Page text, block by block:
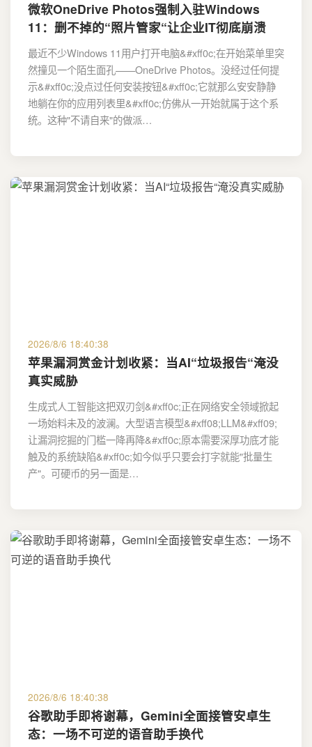
微软OneDrive Photos强制入驻Windows
11：删不掉的“照片管家“让企业IT彻底崩溃
最近不少Windows 11用户打开电脑&#xff0c;在开始菜单里突
然撞见一个陌生面孔——OneDrive Photos。没经过任何提
示&#xff0c;没点过任何安装按钮&#xff0c;它就那么安安静静
地躺在你的应用列表里&#xff0c;仿佛从一开始就属于这个系
统。这种"不请自来"的做派…
2026/8/6 18:40:38
苹果漏洞赏金计划收紧：当AI“垃圾报告“淹没
真实威胁
生成式人工智能这把双刃剑&#xff0c;正在网络安全领域掀起
一场始料未及的波澜。大型语言模型&#xff08;LLM&#xff09;
让漏洞挖掘的门槛一降再降&#xff0c;原本需要深厚功底才能
触及的系统缺陷&#xff0c;如今似乎只要会打字就能"批量生
产"。可硬币的另一面是…
2026/8/6 18:40:38
谷歌助手即将谢幕，Gemini全面接管安卓生
态：一场不可逆的语音助手换代